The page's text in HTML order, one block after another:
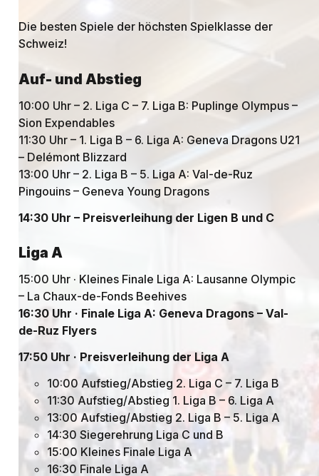
Die besten Spiele der höchsten Spielklasse der
Schweiz!
Auf- und Abstieg
10:00 Uhr – 2. Liga C – 7. Liga B: Puplinge Olympus –
Sion Expendables
11:30 Uhr – 1. Liga B – 6. Liga A: Geneva Dragons U21
– Delémont Blizzard
13:00 Uhr – 2. Liga B – 5. Liga A: Val-de-Ruz
Pingouins – Geneva Young Dragons
14:30 Uhr – Preisverleihung der Ligen B und C
Liga A
15:00 Uhr · Kleines Finale Liga A: Lausanne Olympic
– La Chaux-de-Fonds Beehives
16:30 Uhr · Finale Liga A: Geneva Dragons – Val-
de-Ruz Flyers
17:50 Uhr · Preisverleihung der Liga A
10:00 Aufstieg/Abstieg 2. Liga C – 7. Liga B
11:30 Aufstieg/Abstieg 1. Liga B – 6. Liga A
13:00 Aufstieg/Abstieg 2. Liga B – 5. Liga A
14:30 Siegerehrung Liga C und B
15:00 Kleines Finale Liga A
16:30 Finale Liga A